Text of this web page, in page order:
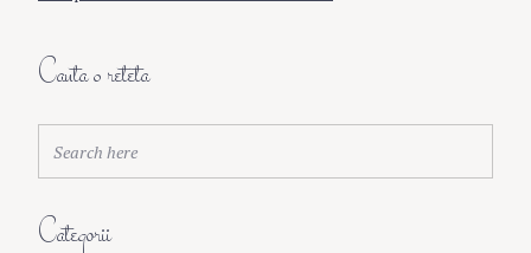
a
v
i
Cauta o reteta
a
c
Categorii